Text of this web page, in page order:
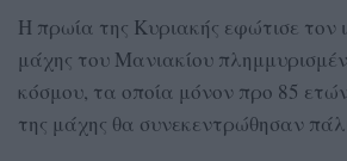
Η πρωία της Κυριακής εφώτισε τον
μάχης του Μανιακίου
κόσμου, τα οποία μόνον προ 85
της μάχης θα συνεκεντρώθησαν